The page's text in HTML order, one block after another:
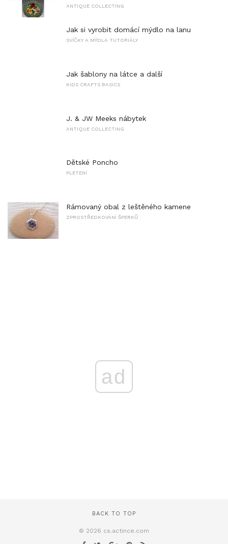
ANTIQUE COLLECTING
Jak si vyrobit domácí mýdlo na lanu
SVÍČKY A MÝDLA TUTORIÁLY
Jak šablony na látce a další
KIDS CRAFTS BASICS
J. & JW Meeks nábytek
ANTIQUE COLLECTING
Dětské Poncho
PLETENÍ
Rámovaný obal z leštěného kamene
ZPROSTŘEDKOVÁNÍ ŠPERKŮ
ad
BACK TO TOP
© 2026 cs.actince.com